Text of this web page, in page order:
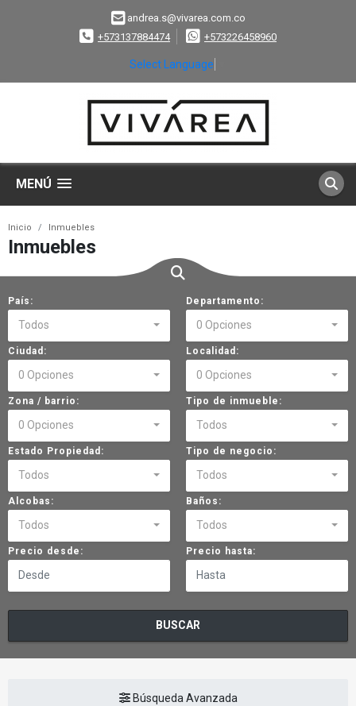
andrea.s@vivarea.com.co
+573137884474
+573226458960
Select Language
MENÚ
Inicio Inmuebles
Inmuebles
País:
Todos
Departamento:
0 Opciones
Ciudad:
0 Opciones
Localidad:
0 Opciones
Zona / barrio:
0 Opciones
Tipo de inmueble:
Todos
Estado Propiedad:
Todos
Tipo de negocio:
Todos
Alcobas:
Todos
Baños:
Todos
Precio desde: Precio hasta:
BUSCAR
Búsqueda Avanzada